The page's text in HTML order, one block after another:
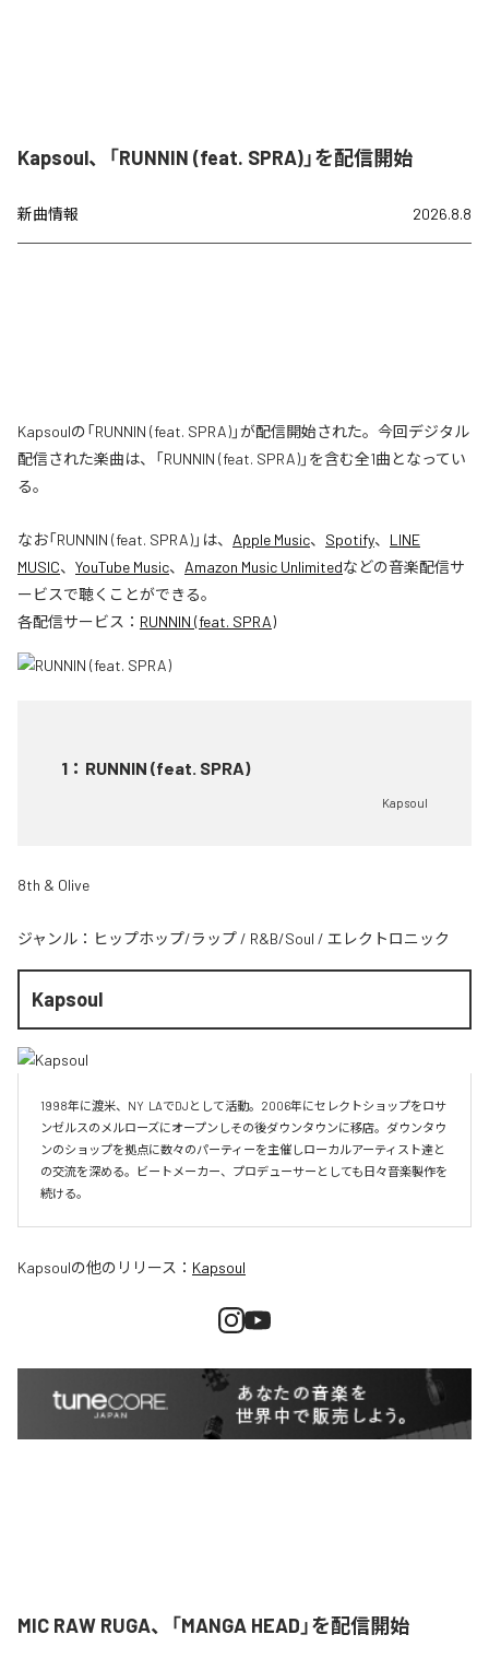
Kapsoul、「RUNNIN (feat. SPRA)」を配信開始
新曲情報 2026.8.8
Kapsoulの「RUNNIN (feat. SPRA)」が配信開始された。今回デジタル
配信された楽曲は、「RUNNIN (feat. SPRA)」を含む全1曲となってい
る。
なお「RUNNIN (feat. SPRA)」は、 Apple Music、 Spotify、 LINE
MUSIC、 YouTube Music、 Amazon Music Unlimitedなどの音楽配信サ
ービスで聴くことができる。
各配信サービス： RUNNIN (feat. SPRA)
1 ： RUNNIN (feat. SPRA)
Kapsoul
8th & Olive
ジャンル： ヒップホップ/ラップ / R&B/Soul / エレクトロニック
Kapsoul
1998年に渡米、NY  LAでDJとして活動。2006年にセレクトショップをロサ
ンゼルスのメルローズにオープンしその後ダウンタウンに移店。ダウンタウ
ンのショップを拠点に数々のパーティーを主催しローカルアーティスト達と
の交流を深める。ビートメーカー、プロデューサーとしても日々音楽製作を
続ける。
Kapsoulの他のリリース： Kapsoul
MIC RAW RUGA、「MANGA HEAD」を配信開始